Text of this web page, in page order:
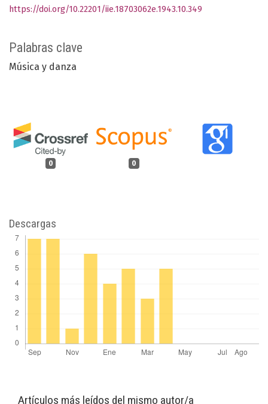
Palabras clave
Música y danza
0 0
https://doi.org/10.22201/iie.18703062e.1943.10.349
Descargas
Artículos más leídos del mismo autor/a